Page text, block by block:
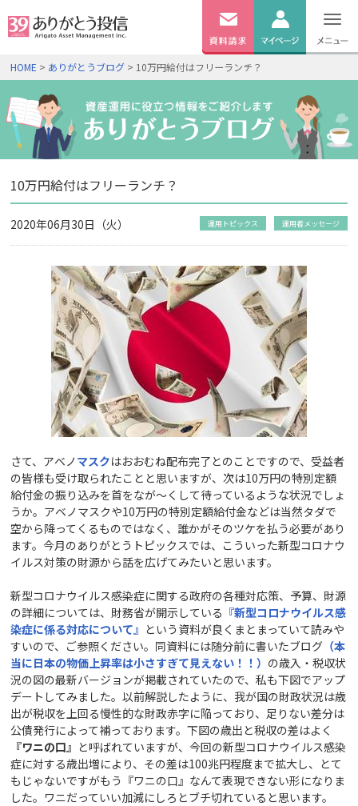
無料資料
請求
ログイン
HOME > ありがとうブログ > 10万円給付はフリーランチ？
10万円給付はフリーランチ？
2020年06月30日（火） 運用トピックス 運用者メッセージ
さて、アベノ マスクはおおむね配布完了とのことですので、受益者
の皆様も受け取られたことと思いますが、次は10万円の特別定額
給付金の振り込みを首をなが～くして待っているような状況でしょ
うか。アベノマスクや10万円の特別定額給付金などは当然タダで
空から降ってくるものではなく、誰かがそのツケを払う必要があり
ます。今月のありがとうトピックスでは、こういった新型コロナウ
イルス対策の財源から話を広げてみたいと思います。
新型コロナウイルス感染症に関する政府の各種対応策、予算、財源
の詳細については、財務省が開示している 『新型コロナウイルス感
染症に係る対応について』 という資料が良くまとまっていて読みや
すいので、ご参照ください。同資料には随分前に書いたブログ （本
当に日本の物価上昇率は小さすぎて見えない！！） の歳入・税収状
況の図の最新バージョンが掲載されていたので、私も下図でアップ
デートしてみました。以前解説したように、我が国の財政状況は歳
出が税収を上回る慢性的な財政赤字に陥っており、足りない差分は
公債発行によって補っております。下図の歳出と税収の差はよく
『ワニの口』 と呼ばれていますが、今回の新型コロナウイルス感染
症に対する歳出増により、その差は100兆円程度まで拡大し、とて
もじゃないですがもう『ワニの口』なんて表現できない形になりま
した。ワニだっていい加減にしろとブチ切れていると思います。